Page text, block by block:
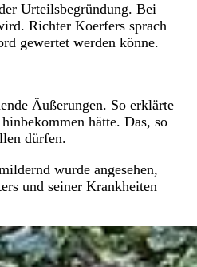
Urteilsbegründung. Bei
Richter Koerfers sprach
gewertet werden könne.
Äußerungen. So erklärte
hätte. Das, so
dürfen.
wurde angesehen,
und seiner Krankheiten